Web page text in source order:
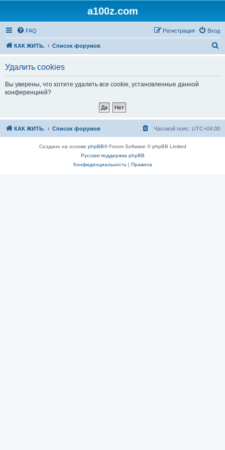
a100z.com
FAQ Вход
Регистрация
КАК ЖИТЬ. Список форумов
Удалить cookies
Вы уверены, что хотите удалить все cookie, установленные данной
конференцией?
КАК ЖИТЬ. Список форумов Часовой пояс: UTC+04:00
Создано на основе phpBB® Forum Software © phpBB Limited
Русская поддержка phpBB
Конфиденциальность| Правила